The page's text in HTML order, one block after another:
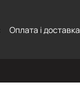
Оплата і доставка